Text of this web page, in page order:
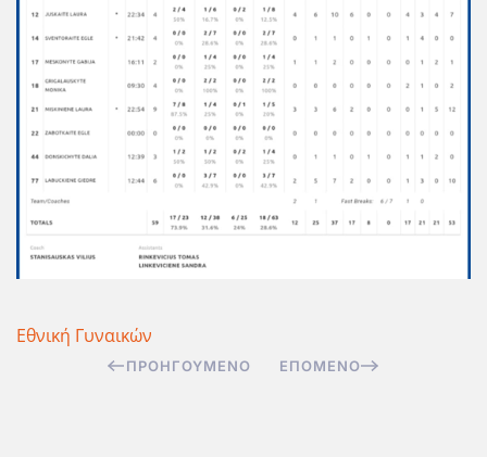
Εθνική Γυναικών
ΠΡΟΗΓΟΎΜΕΝΟ ΕΠΌΜΕΝΟ